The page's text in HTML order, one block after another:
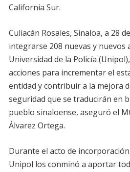
California Sur.
Culiacán Rosales, Sinaloa, a 28
integrarse 208 nuevas y nuevos
Universidad de la Policía
acciones para incrementar el
entidad y contribuir a la mejora
seguridad que se traducirán en
pueblo sinaloense, aseguró el
Álvarez Ortega.
Durante el acto de
Unipol los conminó a aportar